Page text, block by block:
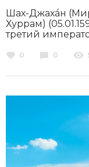
Шах-Джахáн
Хуррам)
третий
0 0